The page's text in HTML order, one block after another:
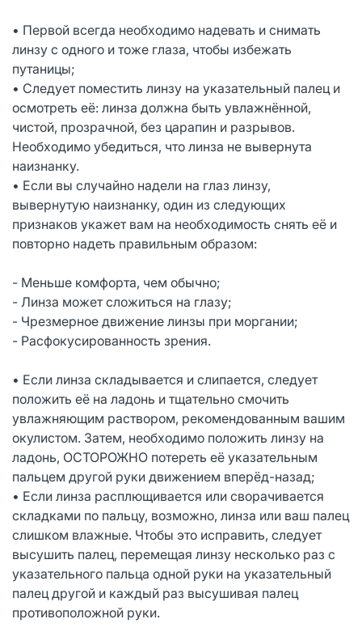
• Первой всегда необходимо надевать и снимать
линзу с одного и тоже глаза, чтобы избежать
путаницы;
• Следует поместить линзу на указательный палец и
осмотреть её: линза должна быть увлажнённой,
чистой, прозрачной, без царапин и разрывов.
Необходимо убедиться, что линза не вывернута
наизнанку.
• Если вы случайно надели на глаз линзу,
вывернутую наизнанку, один из следующих
признаков укажет вам на необходимость снять её и
повторно надеть правильным образом:
- Меньше комфорта, чем обычно;
- Линза может сложиться на глазу;
- Чрезмерное движение линзы при моргании;
- Расфокусированность зрения.
• Если линза складывается и слипается, следует
положить её на ладонь и тщательно смочить
увлажняющим раствором, рекомендованным вашим
окулистом. Затем, необходимо положить линзу на
ладонь, ОСТОРОЖНО потереть её указательным
пальцем другой руки движением вперёд-назад;
• Если линза расплющивается или сворачивается
складками по пальцу, возможно, линза или ваш палец
слишком влажные. Чтобы это исправить, следует
высушить палец, перемещая линзу несколько раз с
указательного пальца одной руки на указательный
палец другой и каждый раз высушивая палец
противоположной руки.